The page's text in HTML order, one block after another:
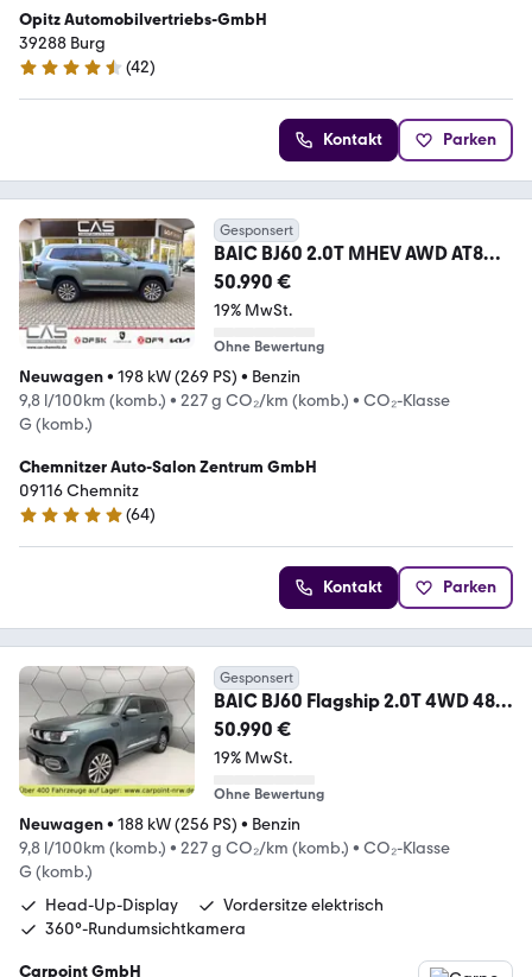
Opitz Automobilvertriebs-GmbH
39288 Burg
4.7 Sterne
(42)
Kontakt Parken
Gesponsert
BAIC BJ60 2.0T MHEV AWD AT8
360° LED 3Z Klima GD AHK
50.990 €
19% MwSt.
Ohne Bewertung
Neuwagen• 198 kW (269 PS) • Benzin
9,8 l/100km (komb.) • 227 g CO₂/km (komb.) • CO₂-Klasse
G (komb.)
Chemnitzer Auto-Salon Zentrum GmbH
09116 Chemnitz
4.9 Sterne
(64)
Kontakt Parken
Gesponsert
BAIC BJ60 Flagship 2.0T 4WD 48V
360°Kamera Leder LED
50.990 €
19% MwSt.
Ohne Bewertung
Neuwagen• 188 kW (256 PS) • Benzin
9,8 l/100km (komb.) • 227 g CO₂/km (komb.) • CO₂-Klasse
G (komb.)
Head-Up-Display
Vordersitze elektrisch
360°-Rundumsichtkamera
Carpoint GmbH